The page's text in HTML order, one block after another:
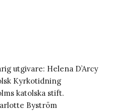
utgivare: Helena D’Arcy
Kyrkotidning
katolska stift.
Byström